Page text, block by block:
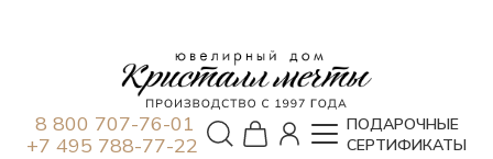
8 800 707-76-01
+7 495 788-77-22
ПОДАРОЧНЫЕ
СЕРТИФИКАТЫ